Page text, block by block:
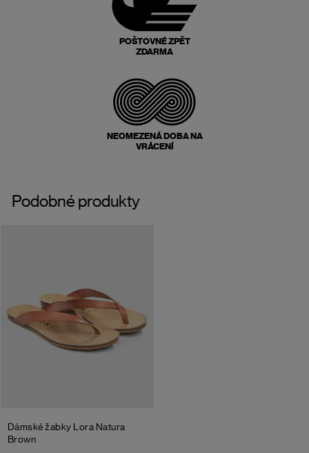
POŠTOVNÉ ZPĚT
ZDARMA
NEOMEZENÁ DOBA NA
VRÁCENÍ
Podobné produkty
Dámské žabky Lora Natura
Brown